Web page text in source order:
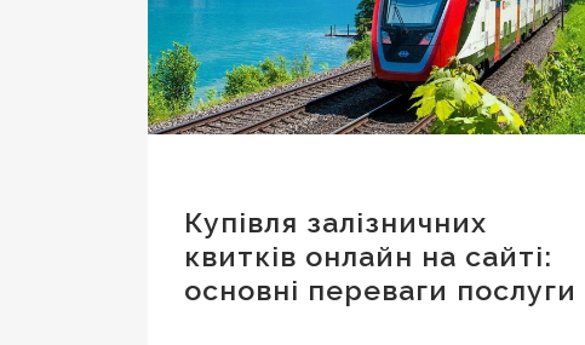
Купівля залізничних
квитків онлайн на сайті:
основні переваги послуги